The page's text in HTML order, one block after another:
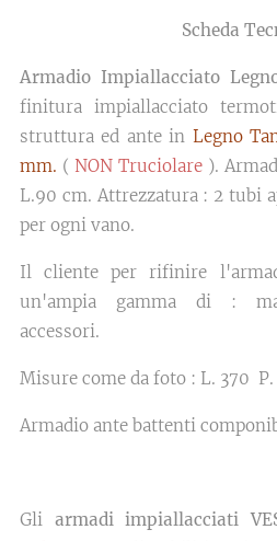
Scheda
Armadio Impiallacciato
finitura impiallacciato
struttura ed ante in Legno
mm. ( NON Truciolare ).
L.90 cm. Attrezzatura : 2 tubi
per ogni vano.
Il cliente per rifinire
un'ampia gamma di :
accessori.
Misure come da foto : L. 370
Armadio ante battenti
Gli armadi impiallacciati